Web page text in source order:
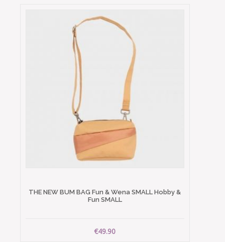
THE NEW BUM BAG Fun & Wena SMALL Hobby &
Fun SMALL
€49.90